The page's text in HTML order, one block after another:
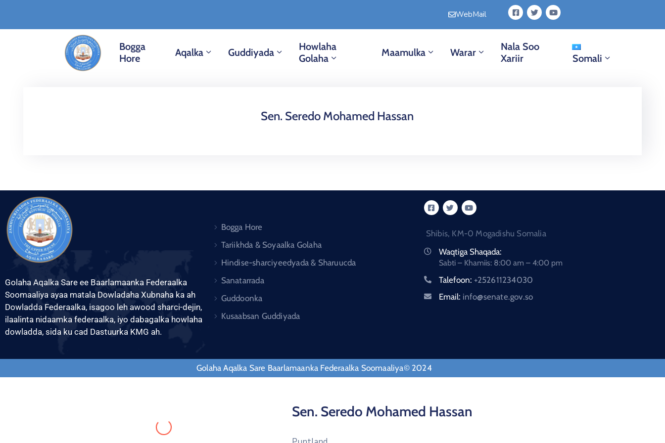
WebMail
Bogga
Hore
Aqalka Guddiyada
Howlaha
Golaha
Maamulka Warar
Nala Soo
Xariir
Somali
Sen. Seredo Mohamed Hassan
Golaha Aqalka Sare ee Baarlamaanka Federaalka
Soomaaliya ayaa matala Dowladaha Xubnaha ka ah
Dowladda Federaalka, isagoo leh awood sharci-dejin,
ilaalinta nidaamka federaalka, iyo dabagalka howlaha
dowladda, sida ku cad Dastuurka KMG ah.
Bogga Hore
Tariikhda & Soyaalka Golaha
Hindise-sharciyeedyada & Sharuucda
Sanatarrada
Guddoonka
Kusaabsan Guddiyada
Shibis, KM-0 Mogadishu Somalia
Waqtiga Shaqada:
Sabti – Khamiis: 8:00 am – 4:00 pm
Talefoon: +252611234030
Email: info@senate.gov.so
Golaha Aqalka Sare Baarlamaanka Federaalka Soomaaliya© 2024
Sen. Seredo Mohamed Hassan